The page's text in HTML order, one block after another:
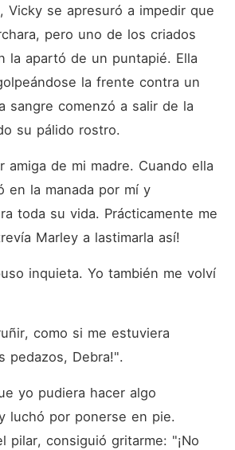
Vicky se apresuró a impedir que
pero uno de los criados
la apartó de un puntapié. Ella
la frente contra un
sangre comenzó a salir de la
su pálido rostro.
amiga de mi madre. Cuando ella
en la manada por mí y
toda su vida. Prácticamente me
Marley a lastimarla así!
inquieta. Yo también me volví
como si me estuviera
pedazos, Debra!".
yo pudiera hacer algo
luchó por ponerse en pie.
pilar, consiguió gritarme: "¡No